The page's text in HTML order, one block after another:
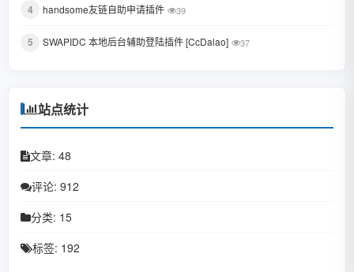
August 2021
July 2021
December 2020
November 2020
September 2020
July 2020
June 2020
May 2020
4 handsome友链自助申请插件 39
5 SWAPIDC 本地后台辅助登陆插件 [CcDalao] 37
站点统计
文章: 48
评论: 912
分类: 15
标签: 192